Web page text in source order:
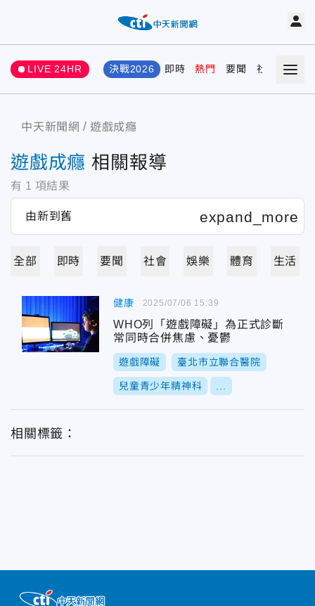
LIVE 24HR 決戰2026 即時 熱門 要聞 社會 娛樂
中天新聞網 遊戲成癮
遊戲成癮 相關報導
有 1 項結果
全部 即時 要聞 社會 娛樂 體育 生活
健康
WHO列「遊戲障礙」為正式診斷
常同時合併焦慮、憂鬱
遊戲障礙 臺北市立聯合醫院
兒童青少年精神科
2025/07/06 15:39
相關標籤：